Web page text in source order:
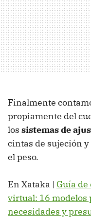
Finalmente
propiamente del
los sistemas de
cintas de sujeción
el peso.
En Xataka | Guía
virtual: 16 modelos
necesidades y